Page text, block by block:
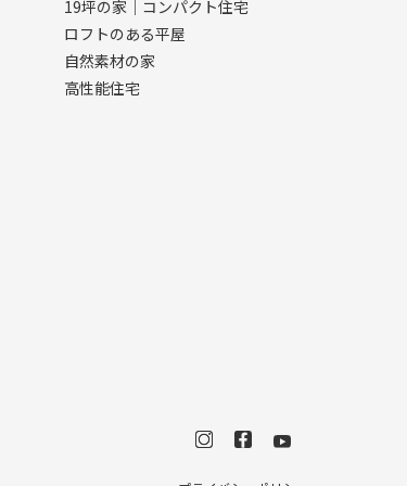
19坪の家｜コンパクト住宅
ロフトのある平屋
自然素材の家
高性能住宅